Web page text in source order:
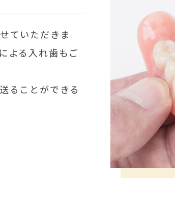
ていただきま
よる入れ歯もご
ることができる